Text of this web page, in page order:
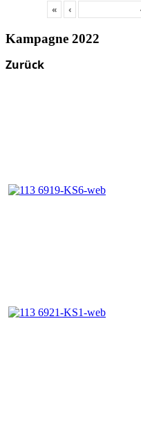
« ‹
Kampagne 2022
Zurück